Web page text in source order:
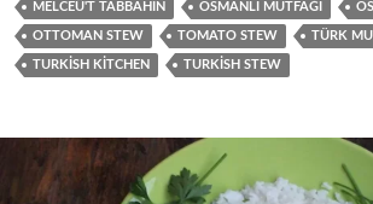
MELCEÜ'T TABBAHIN OSMANLI MUTFAĞI
OTTOMAN STEW TOMATO STEW TÜRK
TURKISH KITCHEN TURKISH STEW